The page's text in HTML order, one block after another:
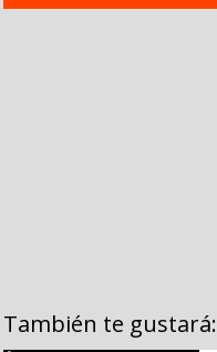
También te gustará: